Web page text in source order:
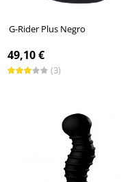
G-Rider Plus Negro
49,10 €
(3)